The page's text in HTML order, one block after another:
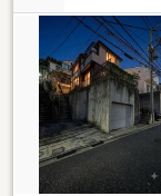
利35年の場合 金
ル：0120-759-651